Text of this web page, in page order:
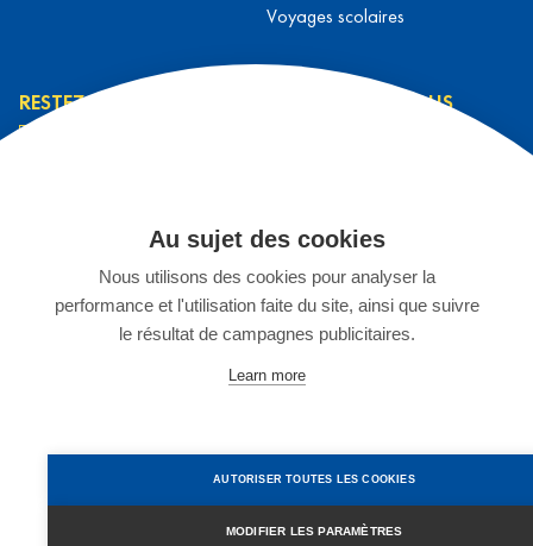
Voyages scolaires
RESTEZ INFORMÉ
confidentialité *
JE M'INSCRIS
CONTACTEZ-NOUS
S'inscrire à un séjour
Espace Enseignants
Stage chez L&T
02 899 75 15
Changer les réglages des cookies
CGV
Mentions légales
Au sujet des cookies
Nous utilisons des cookies pour analyser la
performance et l'utilisation faite du site, ainsi que suivre
le résultat de campagnes publicitaires.
Learn more
AUTORISER TOUTES LES COOKIES
MODIFIER LES PARAMÈTRES